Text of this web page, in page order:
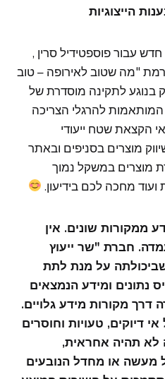
הייצוגיות
עבור פוספטידיל סרין ,
"מה שטוב לאירופה – טוב
בנוגע לתקינה מוסדרת של
להרגלי הצריכה
הקצאת שטח ייעודי
מוצרים בסניפים ובאתר
מוצרים במשקל נמוך
מחכה לכם בידיעון.
ממקורות שונים. אין
חברת "שר ייעוץ
על מנת לתת
נתונים ומידע הנמצאים
דרך מקורות מידע גלויים.
דיוקים, טעויות וחוסרים
תהיה אחראית,
מעשה או מחדל הנובעים